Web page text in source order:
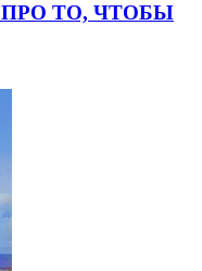
ТО, ЧТОБЫ